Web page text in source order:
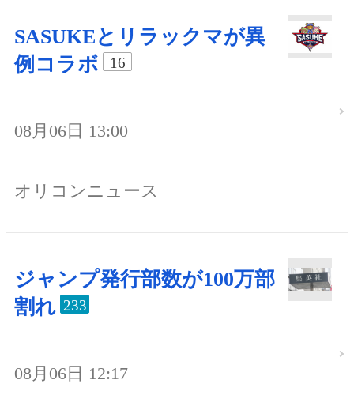
SASUKEとリラックマが異
例コラボ
16
08月06日 13:00
オリコンニュース
ジャンプ発行部数が100万部
割れ 233
08月06日 12:17